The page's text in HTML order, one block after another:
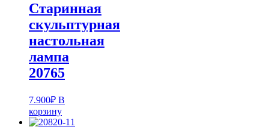
Старинная
скульптурная
настольная
лампа
20765
7.900₽ В
корзину